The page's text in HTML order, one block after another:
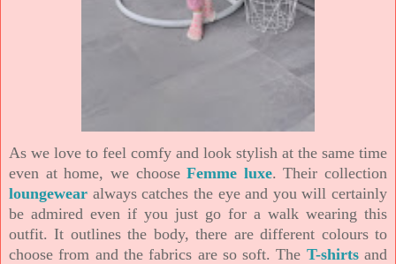
As we love to feel comfy and look stylish at the same time
even at home, we chooseFemme luxe. Their collection
loungewear always catches the eye and you will certainly
be admired even if you just go for a walk wearing this
outfit. It outlines the body, there are different colours to
choose from and the fabrics are so soft. The T-shirtsand